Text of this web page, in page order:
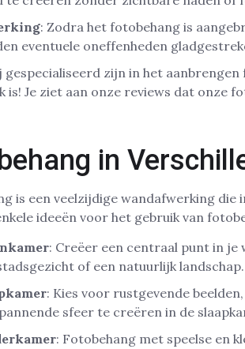
: Zodra het fotobehang is
eventuele oneffenheden
gespecialiseerd zijn in het
is! Je ziet aan onze reviews dat onze
in
is een veelzijdige wandafwerking die
ideeën voor het gebruik van
: Creëer een centraal punt in je
of een natuurlijk landschap.
: Kies voor rustgevende
sfeer te creëren in de
: Fotobehang met speelse en